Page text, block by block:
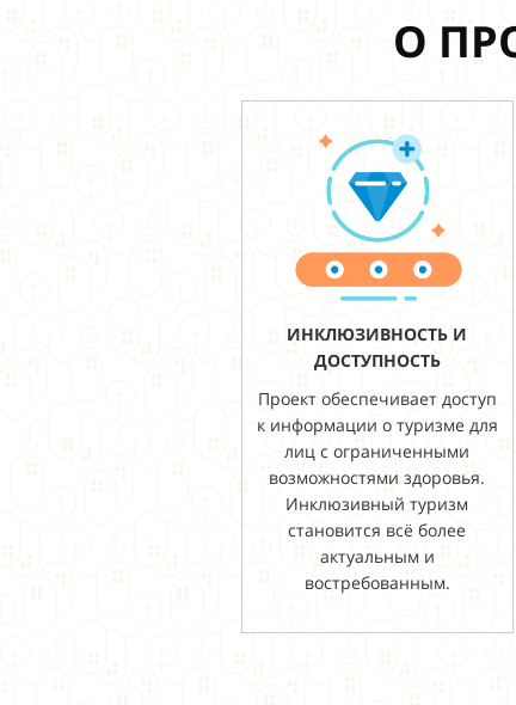
О
ИНКЛЮЗИВНОСТЬ И
ДОСТУПНОСТЬ
Проект обеспечивает доступ
к информации о туризме для
лиц с ограниченными
возможностями здоровья.
Инклюзивный туризм
становится всё более
актуальным и
востребованным.